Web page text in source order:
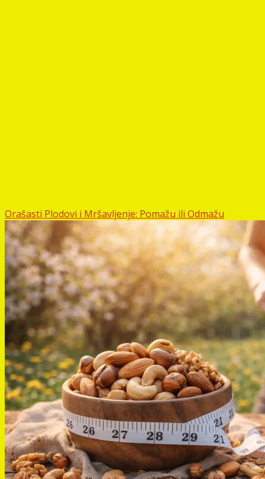
Orašasti Plodovi i Mršavljenje: Pomažu ili Odmažu